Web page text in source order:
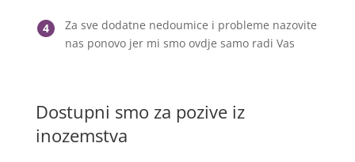
4
Za sve dodatne nedoumice i probleme nazovite
nas ponovo jer mi smo ovdje samo radi Vas
Dostupni smo za pozive iz
inozemstva